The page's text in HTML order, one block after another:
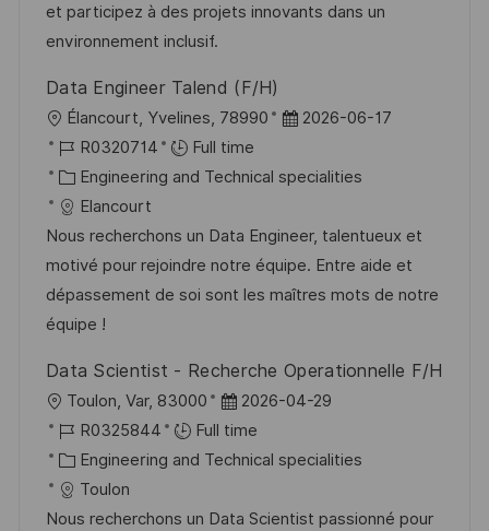
a
t
r
y
et participez à des projets innovants dans un
environnement inclusif.
Data Engineer Talend (F/H)
L
o
c
a
t
i
o
n
Élancourt, Yvelines, 78990
P
s
e
d
D
e
2026-06-17
J
o
b
I
d
R0320714
Full time
C
a
t
e
g
o
y
Engineering and Technical specialities
Elancourt
Nous recherchons un Data Engineer, talentueux et
motivé pour rejoindre notre équipe. Entre aide et
dépassement de soi sont les maîtres mots de notre
équipe !
Data Scientist - Recherche Operationnelle F/H
L
o
c
a
t
Toulon, Var, 83000
P
o
s
e
2026-04-29
J
o
b
I
R0325844
Full time
C
a
t
Engineering and Technical specialities
Toulon
Nous recherchons un Data Scientist passionné pour